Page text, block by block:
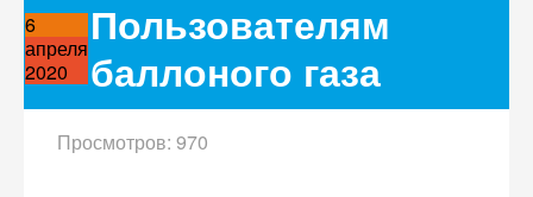
6
апреля
2020
Пользователям
баллоного газа
Просмотров: 970